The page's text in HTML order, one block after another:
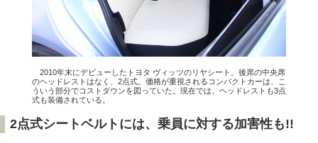
2010年末にデビューしたトヨタ ヴィッツのリヤシート。後席の中央席
のヘッドレストはなく、2点式。価格が重視されるコンパクトカーは、こ
ういう部分でコストダウンを図っていた。現在では、ヘッドレストも3点
式も装備されている。
2点式シートベルトには、乗員に対する加害性も!!